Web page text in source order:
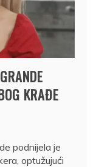
KRAĐE
podnijela je
optužujući